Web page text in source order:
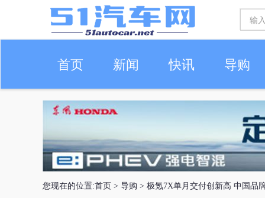
首页 新闻 快讯 导购
车生活
您现在的位置:首页 > 导购 > 极氪7X单月交付创新高 中国品